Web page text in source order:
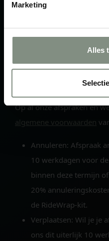
Marketing
Alles
Voorwaarden &
Op al onze afspraken en
algemene voorwaarden
Annuleren: Afspraak
10 werkdagen voor
binnen deze termijn
20%
de RideWrap-kit.
Verplaatsen: Wil je je
ons dit uiterlijk 10